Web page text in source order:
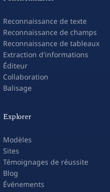
Reconnaissance de texte
Reconnaissance de champs
Reconnaissance de tableaux
Extraction d'informations
Éditeur
Collaboration
Balisage
Explorer
Modèles
Sites
Témoignages de réussite
Blog
Événements